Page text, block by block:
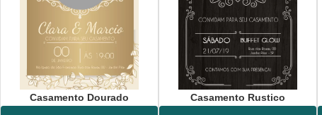
Casamento Dourado Casamento Rustico